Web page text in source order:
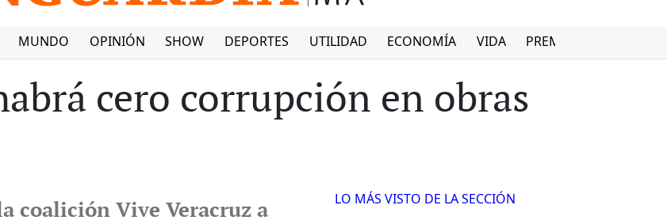
MUNDO OPINIÓN SHOW DEPORTES UTILIDAD ECONOMÍA VIDA PREMIUM
cero corrupción en obras
coalición Vive Veracruz a
LO MÁS VISTO DE LA SECCIÓN